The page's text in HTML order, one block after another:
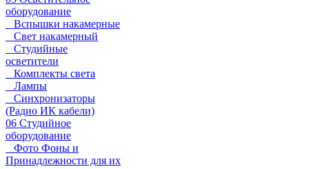
оборудование
Вспышки накамерные
Свет накамерный
Студийные
осветители
Комплекты света
Лампы
Синхронизаторы
(Радио ИК кабели)
06 Студийное
оборудование
Фото Фоны и
Принадлежности для их